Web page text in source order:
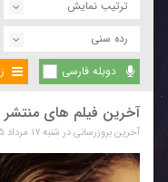
ترتیب نمایش
رده سنی
دوبله فارسی
آخرین فیلم های
آخرین بروزرسانی در شنبه ۱۷ مرداد ۱۴۰۵